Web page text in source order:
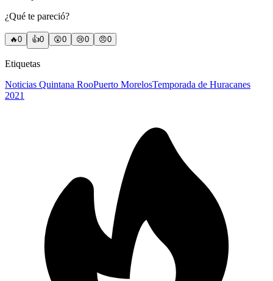
¿Qué te pareció?
🔥0 👍0 😲0 😢0 😠0
Etiquetas
Noticias Quintana RooPuerto MorelosTemporada de Huracanes
2021